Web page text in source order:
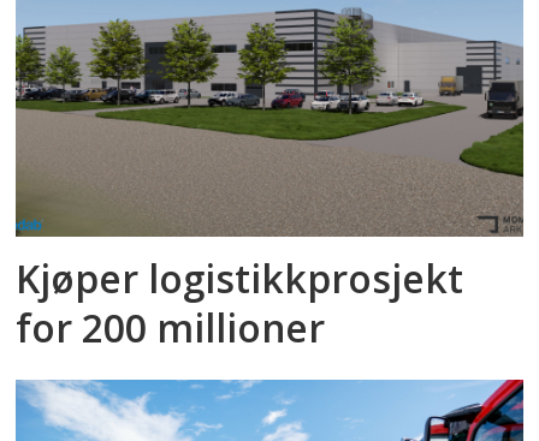
Kjøper logistikkprosjekt
for 200 millioner